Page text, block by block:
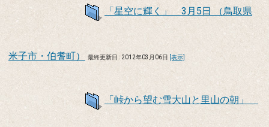
「星空に輝く」 3月5日 （鳥取県
米子市・伯耆町） 最終更新日 : 2012年03月06日 [表示]
「峠から望む雪大山と里山の朝」